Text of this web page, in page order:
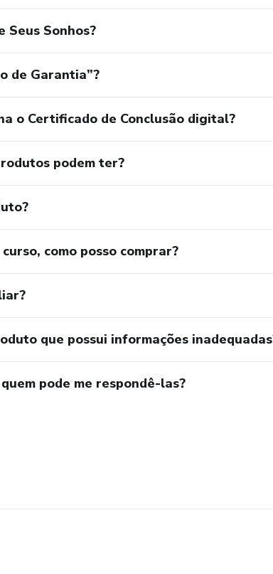
Seus Sonhos?
de Garantia”?
o Certificado de Conclusão digital?
podem ter?
como posso comprar?
que possui informações
pode me respondê-las?